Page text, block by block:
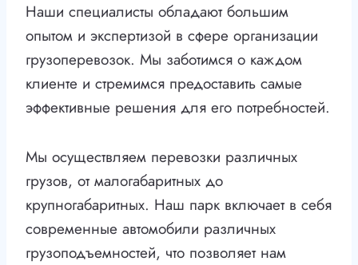
Наши специалисты обладают большим
опытом и экспертизой в сфере организации
грузоперевозок. Мы заботимся о каждом
клиенте и стремимся предоставить самые
эффективные решения для его потребностей.
Мы осуществляем перевозки различных
грузов, от малогабаритных до
крупногабаритных. Наш парк включает в себя
современные автомобили различных
грузоподъемностей, что позволяет нам